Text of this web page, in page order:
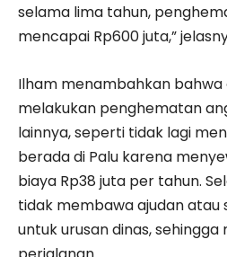
selama lima tahun,
mencapai Rp600 juta,”
Ilham menambahkan bahwa
melakukan penghematan
lainnya, seperti tidak lagi
berada di Palu karena
biaya Rp38 juta per tahun.
tidak membawa ajudan
untuk urusan dinas,